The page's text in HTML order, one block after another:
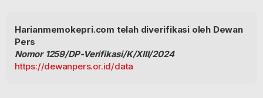
Harianmemokepri.com telah diverifikasi oleh Dewan
Pers
Nomor 1259/DP-Verifikasi/K/XIII/2024
https://dewanpers.or.id/data